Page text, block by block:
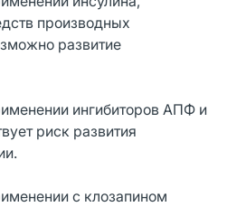
производных
развитие
ингибиторов АПФ и
риск развития
с клозапином